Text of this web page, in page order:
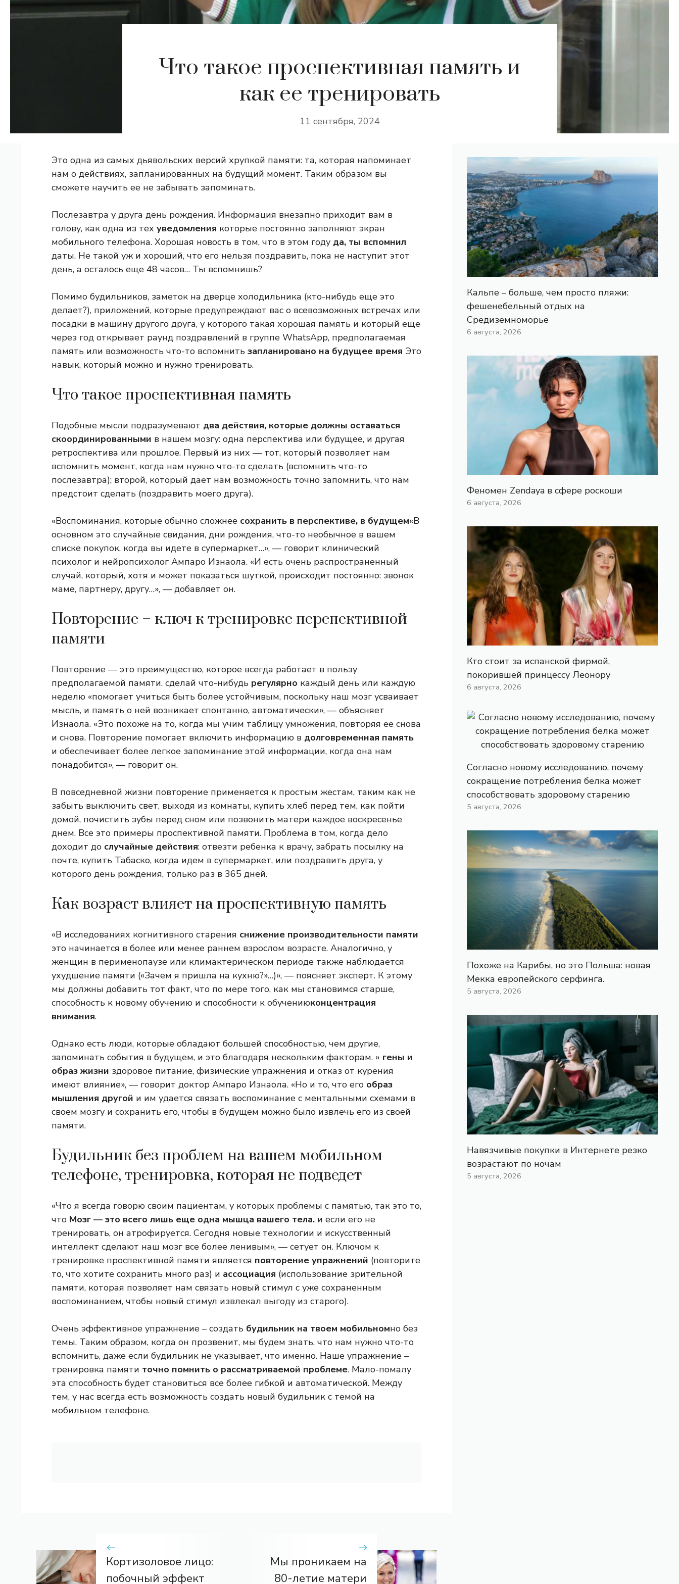
Что такое проспективная память и
как ее тренировать
11 сентября, 2024
Это одна из самых дьявольских версий хрупкой памяти: та, которая напоминает
нам о действиях, запланированных на будущий момент. Таким образом вы
сможете научить ее не забывать запоминать.
Послезавтра у друга день рождения. Информация внезапно приходит вам в
голову, как одна из тех уведомления которые постоянно заполняют экран
мобильного телефона. Хорошая новость в том, что в этом году да, ты вспомнил
даты. Не такой уж и хороший, что его нельзя поздравить, пока не наступит этот
день, а осталось еще 48 часов… Ты вспомнишь?
Помимо будильников, заметок на дверце холодильника (кто-нибудь еще это
делает?), приложений, которые предупреждают вас о всевозможных встречах или
посадки в машину другого друга, у которого такая хорошая память и который еще
через год открывает раунд поздравлений в группе WhatsApp, предполагаемая
память или возможность что-то вспомнить запланировано на будущее время Это
навык, который можно и нужно тренировать.
Что такое проспективная память
Подобные мысли подразумевают два действия, которые должны оставаться
скоординированными в нашем мозгу: одна перспектива или будущее, и другая
ретроспектива или прошлое. Первый из них — тот, который позволяет нам
вспомнить момент, когда нам нужно что-то сделать (вспомнить что-то
послезавтра); второй, который дает нам возможность точно запомнить, что нам
предстоит сделать (поздравить моего друга).
«Воспоминания, которые обычно сложнее сохранить в перспективе, в будущем«В
основном это случайные свидания, дни рождения, что-то необычное в вашем
списке покупок, когда вы идете в супермаркет…», — говорит клинический
психолог и нейропсихолог Ампаро Изнаола. «И есть очень распространенный
случай, который, хотя и может показаться шуткой, происходит постоянно: звонок
маме, партнеру, другу…», — добавляет он.
Повторение – ключ к тренировке перспективной
памяти
Повторение — это преимущество, которое всегда работает в пользу
предполагаемой памяти. сделай что-нибудь регулярно каждый день или каждую
неделю «помогает учиться быть более устойчивым, поскольку наш мозг усваивает
мысль, и память о ней возникает спонтанно, автоматически», — объясняет
Изнаола. «Это похоже на то, когда мы учим таблицу умножения, повторяя ее снова
и снова. Повторение помогает включить информацию в долговременная память
и обеспечивает более легкое запоминание этой информации, когда она нам
понадобится», — говорит он.
В повседневной жизни повторение применяется к простым жестам, таким как не
забыть выключить свет, выходя из комнаты, купить хлеб перед тем, как пойти
домой, почистить зубы перед сном или позвонить матери каждое воскресенье
днем. Все это примеры проспективной памяти. Проблема в том, когда дело
доходит до случайные действия: отвезти ребенка к врачу, забрать посылку на
почте, купить Табаско, когда идем в супермаркет, или поздравить друга, у
которого день рождения, только раз в 365 дней.
Как возраст влияет на проспективную память
«В исследованиях когнитивного старения снижение производительности памяти
это начинается в более или менее раннем взрослом возрасте. Аналогично, у
женщин в перименопаузе или климактерическом периоде также наблюдается
ухудшение памяти («Зачем я пришла на кухню?»…)», — поясняет эксперт. К этому
мы должны добавить тот факт, что по мере того, как мы становимся старше,
способность к новому обучению и способности к обучениюконцентрация
внимания.
Однако есть люди, которые обладают большей способностью, чем другие,
запоминать события в будущем, и это благодаря нескольким факторам. » гены и
образ жизни здоровое питание, физические упражнения и отказ от курения
имеют влияние», — говорит доктор Ампаро Изнаола. «Но и то, что его образ
мышления другой и им удается связать воспоминание с ментальными схемами в
своем мозгу и сохранить его, чтобы в будущем можно было извлечь его из своей
памяти.
Будильник без проблем на вашем мобильном
телефоне, тренировка, которая не подведет
«Что я всегда говорю своим пациентам, у которых проблемы с памятью, так это то,
что Мозг — это всего лишь еще одна мышца вашего тела. и если его не
тренировать, он атрофируется. Сегодня новые технологии и искусственный
интеллект сделают наш мозг все более ленивым», — сетует он. Ключом к
тренировке проспективной памяти является повторение упражнений (повторите
то, что хотите сохранить много раз) и ассоциация (использование зрительной
памяти, которая позволяет нам связать новый стимул с уже сохраненным
воспоминанием, чтобы новый стимул извлекал выгоду из старого).
Очень эффективное упражнение – создать будильник на твоем мобильномно без
темы. Таким образом, когда он прозвенит, мы будем знать, что нам нужно что-то
вспомнить, даже если будильник не указывает, что именно. Наше упражнение –
тренировка памяти точно помнить о рассматриваемой проблеме. Мало-помалу
эта способность будет становиться все более гибкой и автоматической. Между
тем, у нас всегда есть возможность создать новый будильник с темой на
мобильном телефоне.
Кортизоловое лицо:
побочный эффект
Мы проникаем на
80-летие матери
Кальпе – больше, чем просто пляжи:
фешенебельный отдых на
Средиземноморье
6 августа, 2026
Феномен Zendaya в сфере роскоши
6 августа, 2026
Кто стоит за испанской фирмой,
покорившей принцессу Леонору
6 августа, 2026
Согласно новому исследованию, почему
сокращение потребления белка может
способствовать здоровому старению
5 августа, 2026
Похоже на Карибы, но это Польша: новая
Мекка европейского серфинга.
5 августа, 2026
Навязчивые покупки в Интернете резко
возрастают по ночам
5 августа, 2026